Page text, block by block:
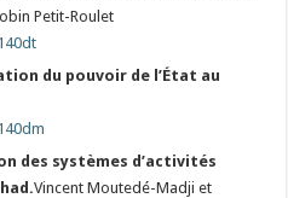
Petit-Roulet
du pouvoir de l’État au
des systèmes d’activités
Vincent Moutedé-Madji et